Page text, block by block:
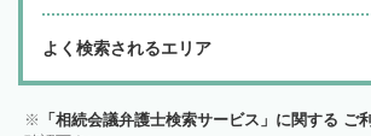
よく検索されるエリア
「相続会議弁護士検索サービス」に関する ご